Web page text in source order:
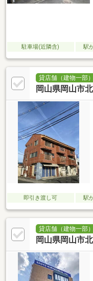
駐車場(近隣含) 駅
貸店舗（建物一部）
岡山県岡山市
即引き渡し可 駅
貸店舗（建物一部）
岡山県岡山市